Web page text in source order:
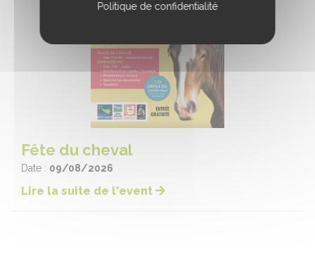
Fête du cheval
Date : 09/08/2026
Lire la suite de l'event
Politique de confidentialité